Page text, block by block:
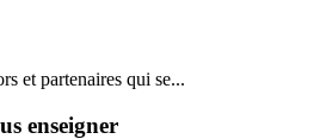
et partenaires qui se...
enseigner